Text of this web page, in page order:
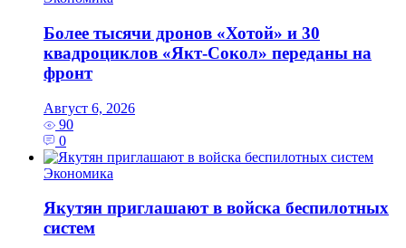
Более тысячи дронов «Хотой» и 30
квадроциклов «Якт-Сокол» переданы на
фронт
Август 6, 2026
90
0
Экономика
Якутян приглашают в войска беспилотных
систем